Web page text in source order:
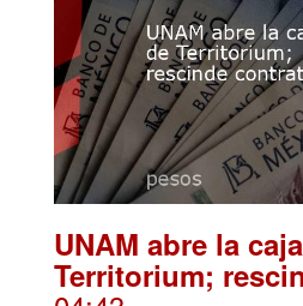
UNAM abre la
Territorium;